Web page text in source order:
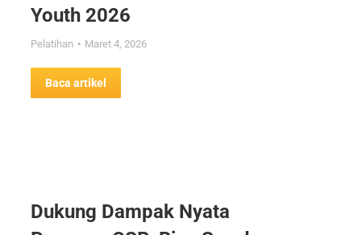
Youth 2026
Pelatihan Maret 4, 2026
Baca artikel
Dukung Dampak Nyata